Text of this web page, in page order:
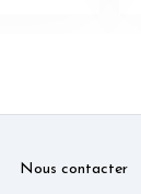
Nous contacter